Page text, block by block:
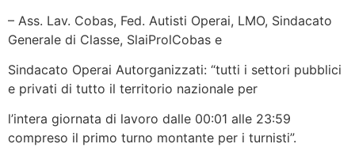
– Ass. Lav. Cobas, Fed. Autisti Operai, LMO, Sindacato
Generale di Classe, SlaiProlCobas e
Sindacato Operai Autorganizzati: “tutti i settori pubblici
e privati di tutto il territorio nazionale per
l’intera giornata di lavoro dalle 00:01 alle 23:59
compreso il primo turno montante per i turnisti”.